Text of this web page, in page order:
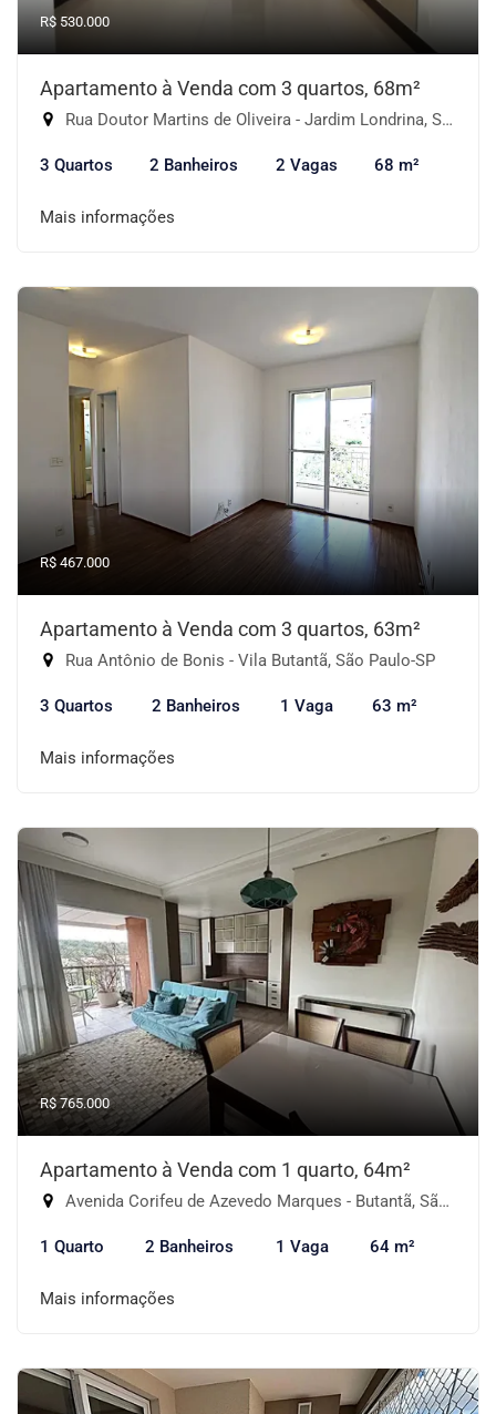
R$ 530.000
Apartamento à Venda com 3 quartos, 68m²
Rua Doutor Martins de Oliveira - Jardim Londrina, São Paulo-SP
3 Quartos 2 Banheiros 2 Vagas 68 m²
Mais informações
R$ 467.000
Apartamento à Venda com 3 quartos, 63m²
Rua Antônio de Bonis - Vila Butantã, São Paulo-SP
3 Quartos 2 Banheiros 1 Vaga 63 m²
Mais informações
R$ 765.000
Apartamento à Venda com 1 quarto, 64m²
Avenida Corifeu de Azevedo Marques - Butantã, São Paulo-SP
1 Quarto 2 Banheiros 1 Vaga 64 m²
Mais informações